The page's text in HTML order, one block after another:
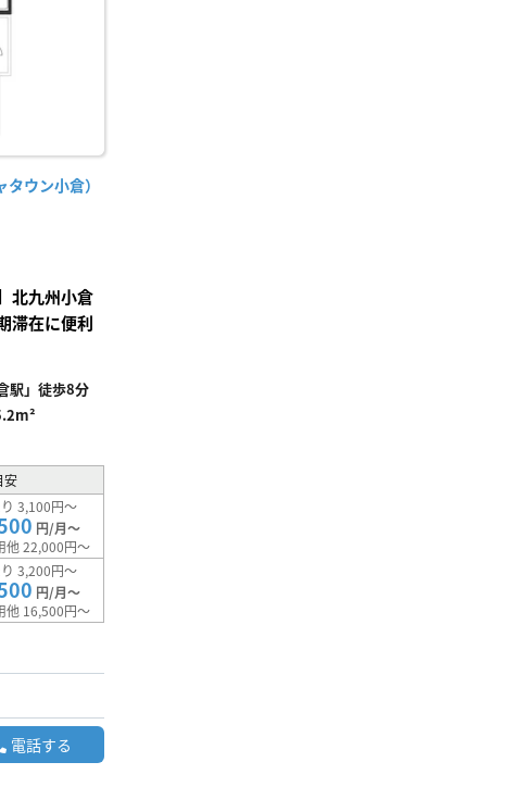
ウン小倉）
北九州小倉
滞在に便利
駅」徒歩8分
安
3,100円～
円/月～
他 22,000円～
3,200円～
円/月～
他 16,500円～
電話する